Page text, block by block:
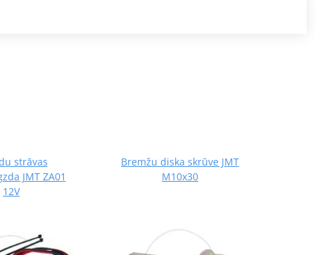
strāvas
JMT ZA01
12V
Bremžu diska skrūve JMT
M10x30